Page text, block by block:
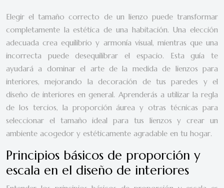
Elegir el tamaño correcto de un lienzo puede transformar
completamente la estética de una habitación. Una elección
adecuada crea equilibrio y armonía visual, mientras que una
incorrecta puede desequilibrar el espacio. Esta guía te
ayudará a dominar el arte de la medida de lienzos para
interiores, mejorando la decoración de tus paredes y el
diseño de interiores en general. Aprenderás a utilizar la regla
de los tercios, la proporción áurea y otras técnicas para
seleccionar el tamaño ideal para tus lienzos y crear un
ambiente acogedor y estéticamente agradable en tu hogar.
Principios básicos de proporción y
escala en el diseño de interiores